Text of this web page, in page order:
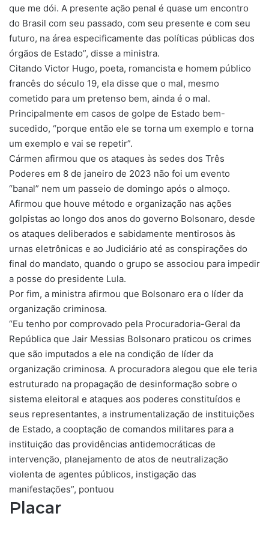
que me dói. A presente ação penal é quase um encontro
do Brasil com seu passado, com seu presente e com seu
futuro, na área especificamente das políticas públicas dos
órgãos de Estado”, disse a ministra.
Citando Victor Hugo, poeta, romancista e homem público
francês do século 19, ela disse que o mal, mesmo
cometido para um pretenso bem, ainda é o mal.
Principalmente em casos de golpe de Estado bem-
sucedido, “porque então ele se torna um exemplo e torna
um exemplo e vai se repetir”.
Cármen afirmou que os ataques às sedes dos Três
Poderes em 8 de janeiro de 2023 não foi um evento
“banal” nem um passeio de domingo após o almoço.
Afirmou que houve método e organização nas ações
golpistas ao longo dos anos do governo Bolsonaro, desde
os ataques deliberados e sabidamente mentirosos às
urnas eletrônicas e ao Judiciário até as conspirações do
final do mandato, quando o grupo se associou para impedir
a posse do presidente Lula.
Por fim, a ministra afirmou que Bolsonaro era o líder da
organização criminosa.
“Eu tenho por comprovado pela Procuradoria-Geral da
República que Jair Messias Bolsonaro praticou os crimes
que são imputados a ele na condição de líder da
organização criminosa. A procuradora alegou que ele teria
estruturado na propagação de desinformação sobre o
sistema eleitoral e ataques aos poderes constituídos e
seus representantes, a instrumentalização de instituições
de Estado, a cooptação de comandos militares para a
instituição das providências antidemocráticas de
intervenção, planejamento de atos de neutralização
violenta de agentes públicos, instigação das
manifestações”, pontuou
Placar